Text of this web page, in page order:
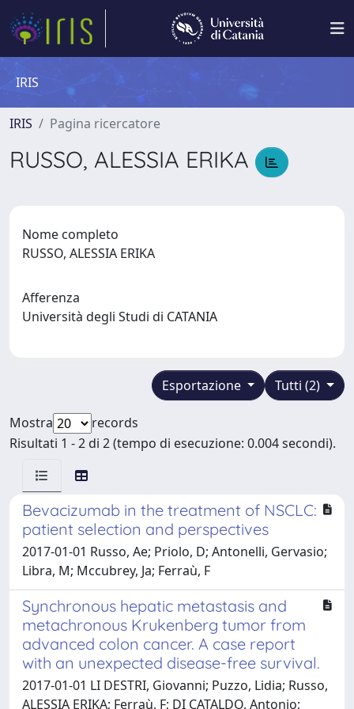
IRIS
IRIS Pagina ricercatore
RUSSO, ALESSIA ERIKA
Nome completo
RUSSO, ALESSIA ERIKA
Afferenza
Università degli Studi di CATANIA
Tutti (2)
Esportazione
Mostra
records
Risultati 1 - 2 di 2 (tempo di esecuzione: 0.004 secondi).
Bevacizumab in the treatment of NSCLC:
patient selection and perspectives
2017-01-01 Russo, Ae; Priolo, D; Antonelli, Gervasio;
Libra, M; Mccubrey, Ja; Ferraù, F
Synchronous hepatic metastasis and
metachronous Krukenberg tumor from
advanced colon cancer. A case report
with an unexpected disease-free survival.
2017-01-01 LI DESTRI, Giovanni; Puzzo, Lidia; Russo,
ALESSIA ERIKA; Ferraù, F; DI CATALDO, Antonio;